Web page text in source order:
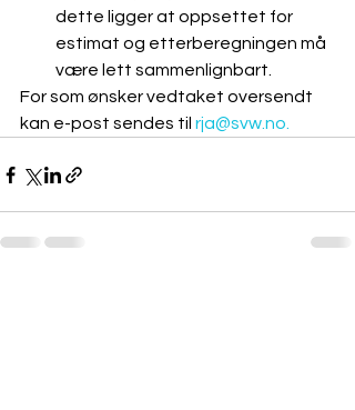
dette ligger at oppsettet for
estimat og etterberegningen må
være lett sammenlignbart.
For som ønsker vedtaket oversendt
kan e-post sendes til rja@svw.no